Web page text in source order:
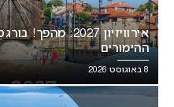
אירוויזיון 2027:
ההימורים
8 באוגוסט 2026